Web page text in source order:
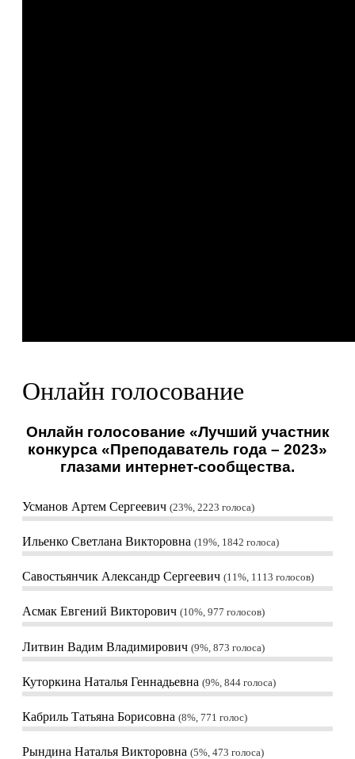
Онлайн голосование
Онлайн голосование «Лучший участник
конкурса «Преподаватель года – 2023»
глазами интернет-сообщества.
Усманов Артем Сергеевич 23%, 2223 голоса
Ильенко Светлана Викторовна 19%, 1842 голоса
Савостьянчик Александр Сергеевич 11%, 1113 голосов
Асмак Евгений Викторович 10%, 977 голосов
Литвин Вадим Владимирович 9%, 873 голоса
Куторкина Наталья Геннадьевна 9%, 844 голоса
Кабриль Татьяна Борисовна 8%, 771 голос
Рындина Наталья Викторовна 5%, 473 голоса